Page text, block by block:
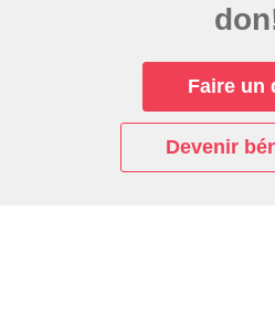
Faire un
Devenir